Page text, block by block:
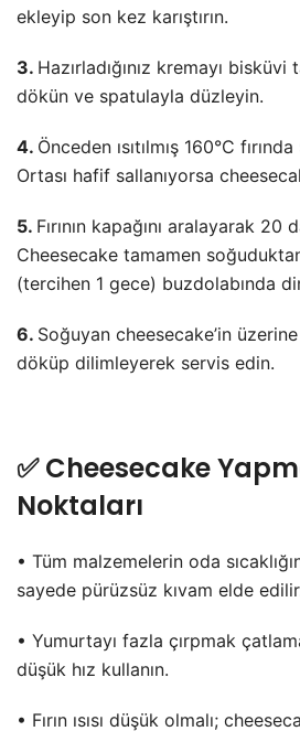
ekleyip son kez karıştırın.
3. Hazırladığınız kremayı bisküvi
dökün ve spatulayla düzleyin.
4. Önceden ısıtılmış 160°C
Ortası hafif sallanıyorsa
5. Fırının kapağını aralayarak 20
Cheesecake tamamen
(tercihen 1 gece) buzdolabında
6. Soğuyan cheesecake’in
döküp dilimleyerek servis edin.
✅ Cheesecake
Noktaları
• Tüm malzemelerin oda
sayede pürüzsüz kıvam elde
• Yumurtayı fazla çırpmak
düşük hız kullanın.
• Fırın ısısı düşük olmalı;